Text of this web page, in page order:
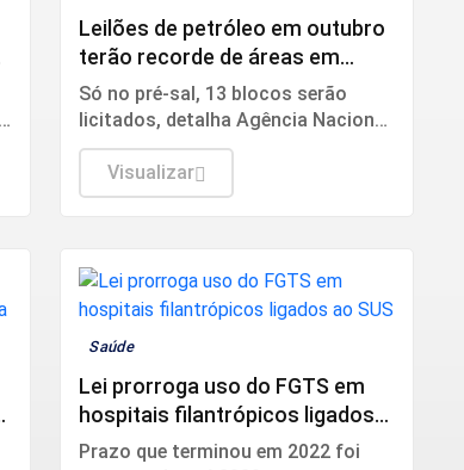
Leilões de petróleo em outubro
terão recorde de áreas em
disputa
Só no pré-sal, 13 blocos serão
licitados, detalha Agência Nacional
do Petróleo, Gás Natural e
Biocombustíveis (ANP).
Visualizar
Saúde
Lei prorroga uso do FGTS em
hospitais filantrópicos ligados
ao SUS
Prazo que terminou em 2022 foi